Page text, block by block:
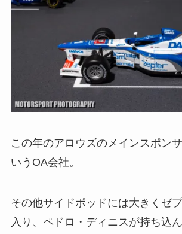
この年のアロウズのメインスポン
いうOA会社。
その他サイドポッドには大きくゼ
入り、ペドロ・ディニスが持ち込